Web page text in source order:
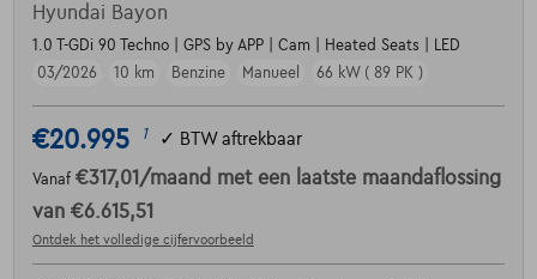
Hyundai Bayon
1.0 T-GDi 90 Techno | GPS by APP | Cam | Heated Seats | LED
03/2026
10 km Benzine Manueel 66 kW ( 89 PK )
€20.995 1 ✓ BTW aftrekbaar
Vanaf €317,01 /maand met een laatste maandaflossing
van €6.615,51
Ontdek het volledige cijfervoorbeeld